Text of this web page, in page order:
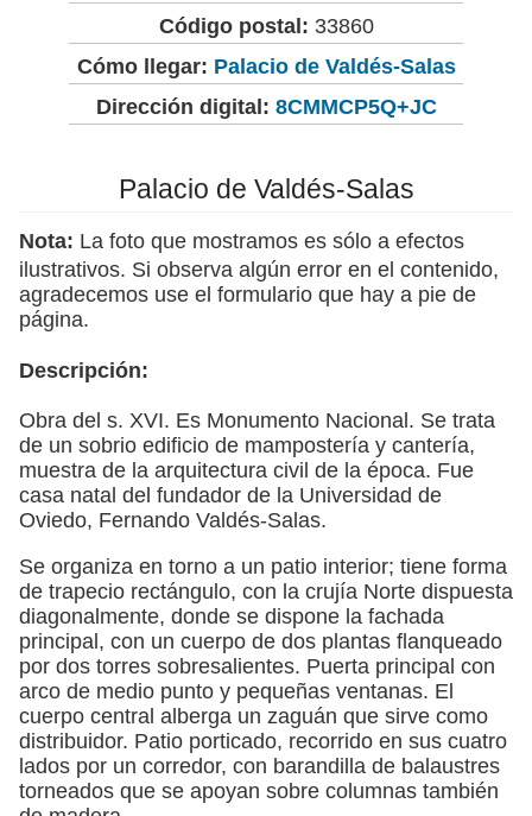
Código postal: 33860
Cómo llegar: Palacio de Valdés-Salas
Dirección digital: 8CMMCP5Q+JC
Palacio de Valdés-Salas
Nota: La foto que mostramos es sólo a efectos
ilustrativos. Si observa algún error en el contenido,
agradecemos use el formulario que hay a pie de
página.
Descripción:
Obra del s. XVI. Es Monumento Nacional. Se trata
de un sobrio edificio de mampostería y cantería,
muestra de la arquitectura civil de la época. Fue
casa natal del fundador de la Universidad de
Oviedo, Fernando Valdés-Salas.
Se organiza en torno a un patio interior; tiene forma
de trapecio rectángulo, con la crujía Norte dispuesta
diagonalmente, donde se dispone la fachada
principal, con un cuerpo de dos plantas flanqueado
por dos torres sobresalientes. Puerta principal con
arco de medio punto y pequeñas ventanas. El
cuerpo central alberga un zaguán que sirve como
distribuidor. Patio porticado, recorrido en sus cuatro
lados por un corredor, con barandilla de balaustres
torneados que se apoyan sobre columnas también